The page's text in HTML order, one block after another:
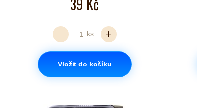
39 Kč
ks
Vložit do košíku